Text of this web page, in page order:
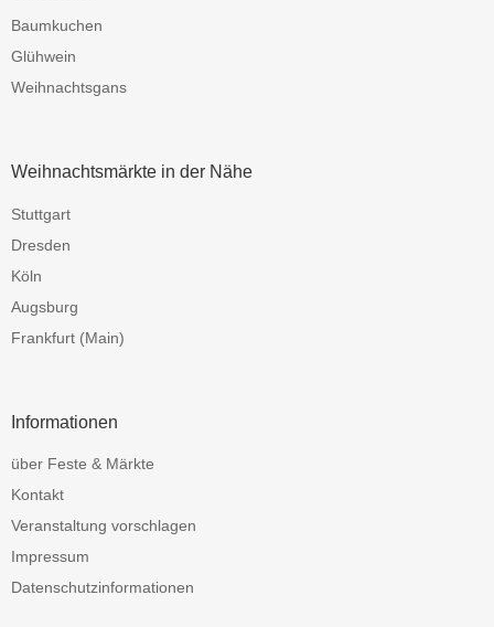
Baumkuchen
Glühwein
Weihnachtsgans
Weihnachtsmärkte in der Nähe
Stuttgart
Dresden
Köln
Augsburg
Frankfurt (Main)
Informationen
über Feste & Märkte
Kontakt
Veranstaltung vorschlagen
Impressum
Datenschutzinformationen